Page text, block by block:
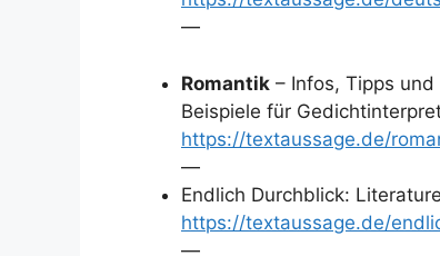
—
Romantik – Infos, Tipps
Beispiele für
https://textaussage.de/
—
Endlich Durchblick:
https://textaussage.de/
—